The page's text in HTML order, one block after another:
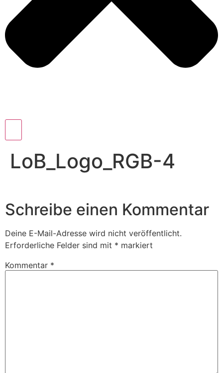
LoB_Logo_RGB-4
Schreibe einen Kommentar
Deine E-Mail-Adresse wird nicht veröffentlicht.
Erforderliche Felder sind mit * markiert
Kommentar *